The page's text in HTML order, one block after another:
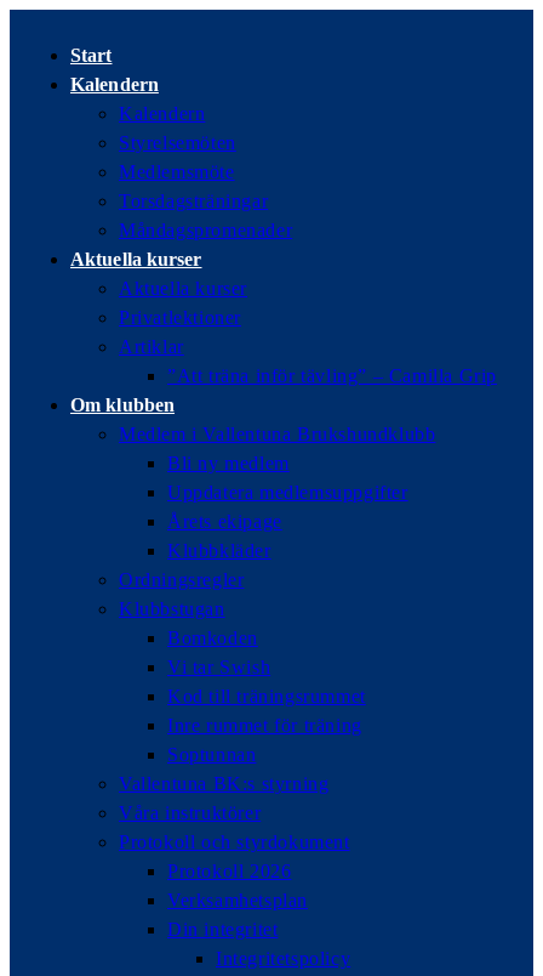
innehållet
Start
Kalendern
Kalendern
Styrelsemöten
Medlemsmöte
Torsdagsträningar
Måndagspromenader
Aktuella kurser
Aktuella kurser
Privatlektioner
Artiklar
”Att träna inför tävling” – Camilla Grip
Om klubben
Medlem i Vallentuna Brukshundklubb
Bli ny medlem
Uppdatera medlemsuppgifter
Årets ekipage
Klubbkläder
Ordningsregler
Klubbstugan
Bomkoden
Vi tar Swish
Kod till träningsrummet
Inre rummet för träning
Soptunnan
Vallentuna BK:s styrning
Våra instruktörer
Protokoll och styrdokument
Protokoll 2026
Verksamhetsplan
Din integritet
Integritetspolicy